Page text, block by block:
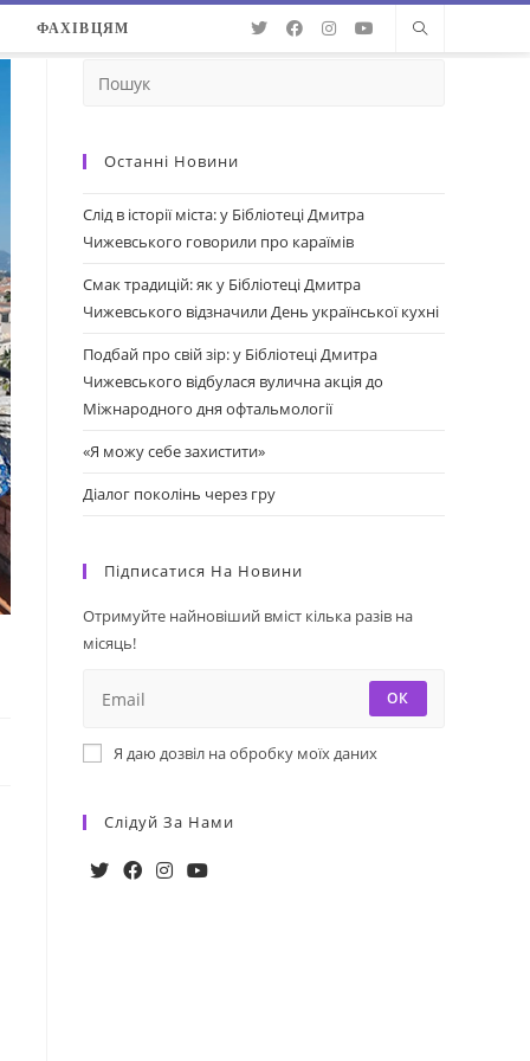
ФАХІВЦЯМ
Останні Новини
Слід в історії міста: у Бібліотеці Дмитра
Чижевського говорили про караїмів
Смак традицій: як у Бібліотеці Дмитра
Чижевського відзначили День української кухні
Подбай про свій зір: у Бібліотеці Дмитра
Чижевського відбулася вулична акція до
Міжнародного дня офтальмології
«Я можу себе захистити»
Діалог поколінь через гру
Підписатися На Новини
Отримуйте найновіший вміст кілька разів на
місяць!
ОК
Я даю дозвіл на обробку моїх даних
Слідуй За Нами